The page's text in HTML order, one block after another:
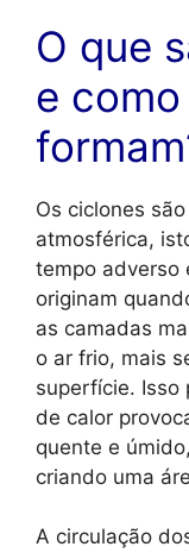
O que
e
Os ciclones
atmosférica,
tempo adverso
originam
as camadas
o ar frio, mais
superfície. Isso
de calor
quente e
criando uma
A circulação